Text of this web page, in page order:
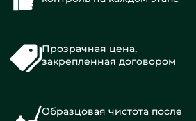
Прозрачная цена,
закрепленная договором
Образцовая чистота после